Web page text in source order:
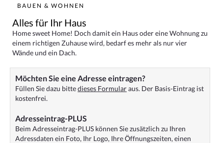
BAUEN & WOHNEN
Alles für Ihr Haus
Home sweet Home! Doch damit ein Haus oder eine Wohnung zu
einem richtigen Zuhause wird, bedarf es mehr als nur vier
Wände und ein Dach.
Möchten Sie eine Adresse eintragen?
Füllen Sie dazu bittedieses Formularaus. Der Basis-Eintrag ist
kostenfrei.
Adresseintrag-PLUS
Beim Adresseintrag-PLUS können Sie zusätzlich zu Ihren
Adressdaten ein Foto, Ihr Logo, Ihre Öffnungszeiten, einen